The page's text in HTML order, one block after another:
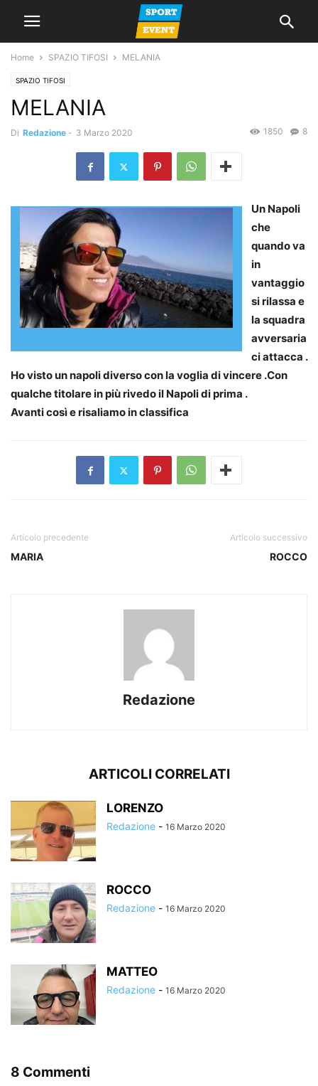
Home SPAZIO TIFOSI MELANIA
SPAZIO TIFOSI
MELANIA
Di Redazione - 3 Marzo 2020 8
1850
Un Napoli
che
quando va
in
vantaggio
si rilassa e
la squadra
avversaria
ci attacca .
Ho visto un napoli diverso con la voglia di vincere .Con
qualche titolare in più rivedo il Napoli di prima .
Avanti così e risaliamo in classifica
Articolo precedente
MARIA
Articolo successivo
ROCCO
Redazione
ARTICOLI CORRELATI
LORENZO
Redazione - 16 Marzo 2020
ROCCO
Redazione - 16 Marzo 2020
MATTEO
Redazione - 16 Marzo 2020
8 Commenti